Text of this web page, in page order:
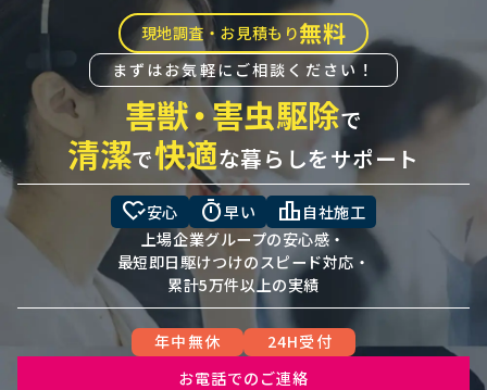
現地調査・お見積もり無料
まずはお気軽にご相談ください！
害獣・害虫駆除で
清潔で快適な暮らしをサポート
heart_check安心 timer早い leaderboard 自社施工
上場企業グループの安心感・
最短即日駆けつけのスピード対応・
累計5万件以上の実績
年中無休
24H受付
お電話でのご連絡